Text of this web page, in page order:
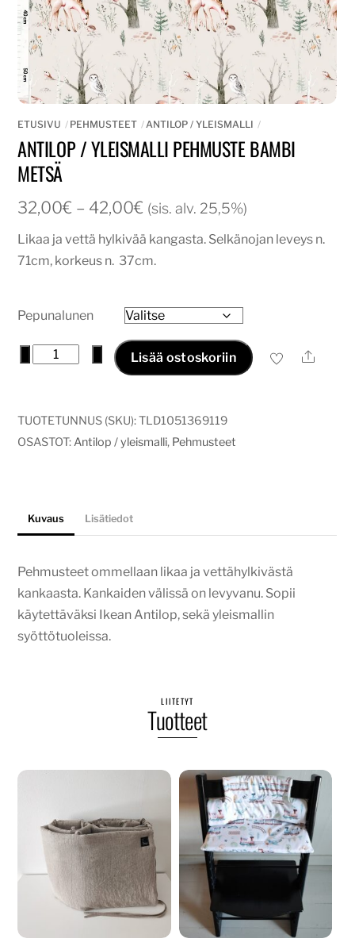
ETUSIVU PEHMUSTEET ANTILOP / YLEISMALLI
ANTILOP / YLEISMALLI PEHMUSTE BAMBI
METSÄ
32,00€ – 42,00€ Hintaluokka:
-
42,00€
(sis. alv. 25,5%)
Likaa ja vettä hylkivää kangasta. Selkänojan leveys n.
71cm, korkeus n. 37cm.
Pepunalunen
Antilop
pehmuste
bambi
Lisää ostoskoriin Ale
TUOTETUNNUS (SKU):TLD1051369119
OSASTOT:Antilop / yleismalli, Pehmusteet
Kuvaus Lisätiedot
Pehmusteet ommellaan likaa ja vettähylkivästä
kankaasta. Kankaiden välissä on levyvanu. Sopii
käytettäväksi Ikean Antilop, sekä yleismallin
syöttötuoleissa.
LIITETYT
Tuotteet